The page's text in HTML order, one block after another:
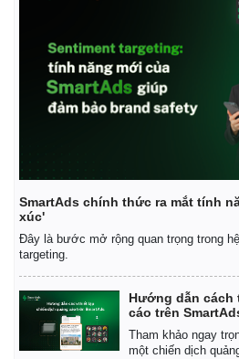
SmartAds chính thức ra mắt tính
xúc'
Đây là bước mở rộng quan trọng trong
targeting.
Hướng dẫn cách
cáo trên
Tham khảo ngay
một chiến dịch